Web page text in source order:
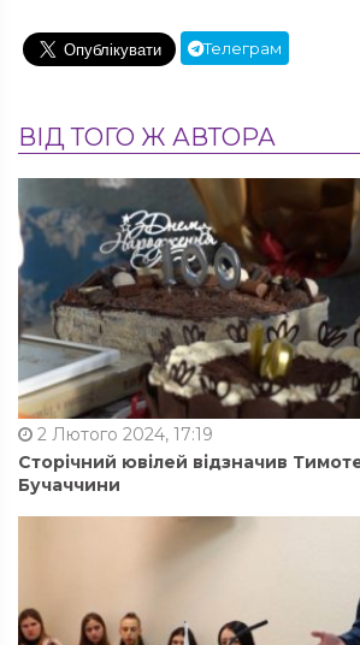
Телеграм
ВІД ТОГО Ж АВТОРА
2 Лютого 2024, 17:19
Сторічний ювілей відзначив
Бучаччини